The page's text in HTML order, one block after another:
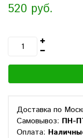
520 руб.
Доставка по
Самовывоз: ПН-
Оплата: